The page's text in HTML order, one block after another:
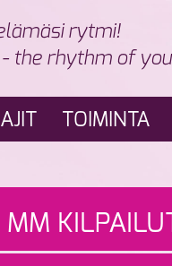
rytmi!
- the rhythm of
TOIMINTA
MM